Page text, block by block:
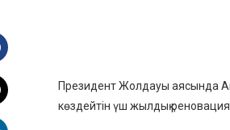
Президент Жолдауы аясында
көздейтін үш жылдық реновация